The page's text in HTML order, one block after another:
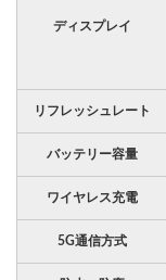
ディスプレイ
リフレッシュレート
バッテリー容量
ワイヤレス充電
5G通信方式